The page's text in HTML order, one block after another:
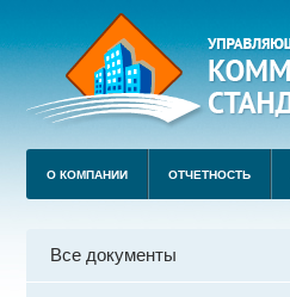
О КОМПАНИИ ОТЧЕТНОСТЬ
Все документы